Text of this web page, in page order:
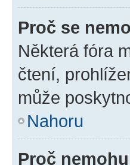
Proč se
Některá fóra
čtení,
může
Nahoru
Proč